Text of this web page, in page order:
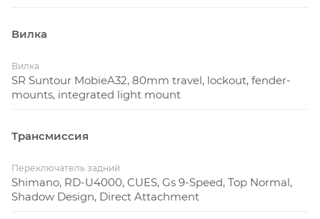
Вилка
Вилка
SR Suntour MobieA32, 80mm travel, lockout, fender-
mounts, integrated light mount
Трансмиссия
Переключатель задний
Shimano, RD-U4000, CUES, Gs 9-Speed, Top Normal,
Shadow Design, Direct Attachment